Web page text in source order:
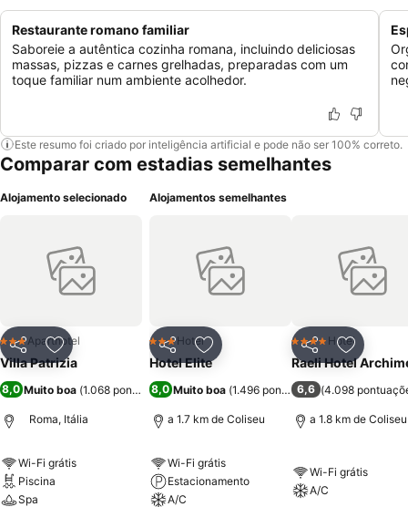
Restaurante romano familiar
Saboreie a autêntica cozinha romana, incluindo deliciosas
massas, pizzas e carnes grelhadas, preparadas com um
toque familiar num ambiente acolhedor.
Este resumo foi criado por inteligência artificial e pode não ser 100% correto.
Comparar com estadias semelhantes
Alojamento selecionado
PartilharAdicionar aos favoritos
3 EstrelasAparthotel
Villa Patrizia
8,0 Muito boa (1.068 pontuações)
Roma, Itália
Wi-Fi grátis
Piscina
Spa
Alojamentos semelhantes
PartilharAdicionar aos favoritos
3 Estrelas
Hotel
Hotel Elite
8,0 Muito boa (1.496 pontuações)
a 1.7 km de Coliseu
Wi-Fi grátis
Estacionamento
A/C
Partilhar
4 EstrelasHotel
Raeli Hotel
6,6 (4.098
a 1.8 km de Coliseu
Wi-Fi grátis
A/C